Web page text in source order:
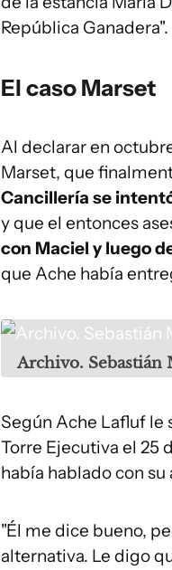
República Ganadera".
El caso Marset
Al declarar en
Marset, que
Cancillería se
y que el entonces
con Maciel y luego
que Ache había
Archivo. Sebastián
Según Ache Lafluf le
Torre Ejecutiva el 25
había hablado con
"Él me dice bueno,
alternativa. Le digo